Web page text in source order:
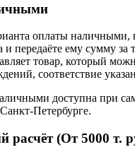
оплаты наличными,
и передаёте ему сумму за
товар, который
соответствие
доступна при
Петербурге.
расчёт (От 5000 т.